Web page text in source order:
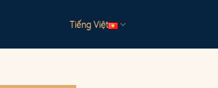
Tiếng Việt